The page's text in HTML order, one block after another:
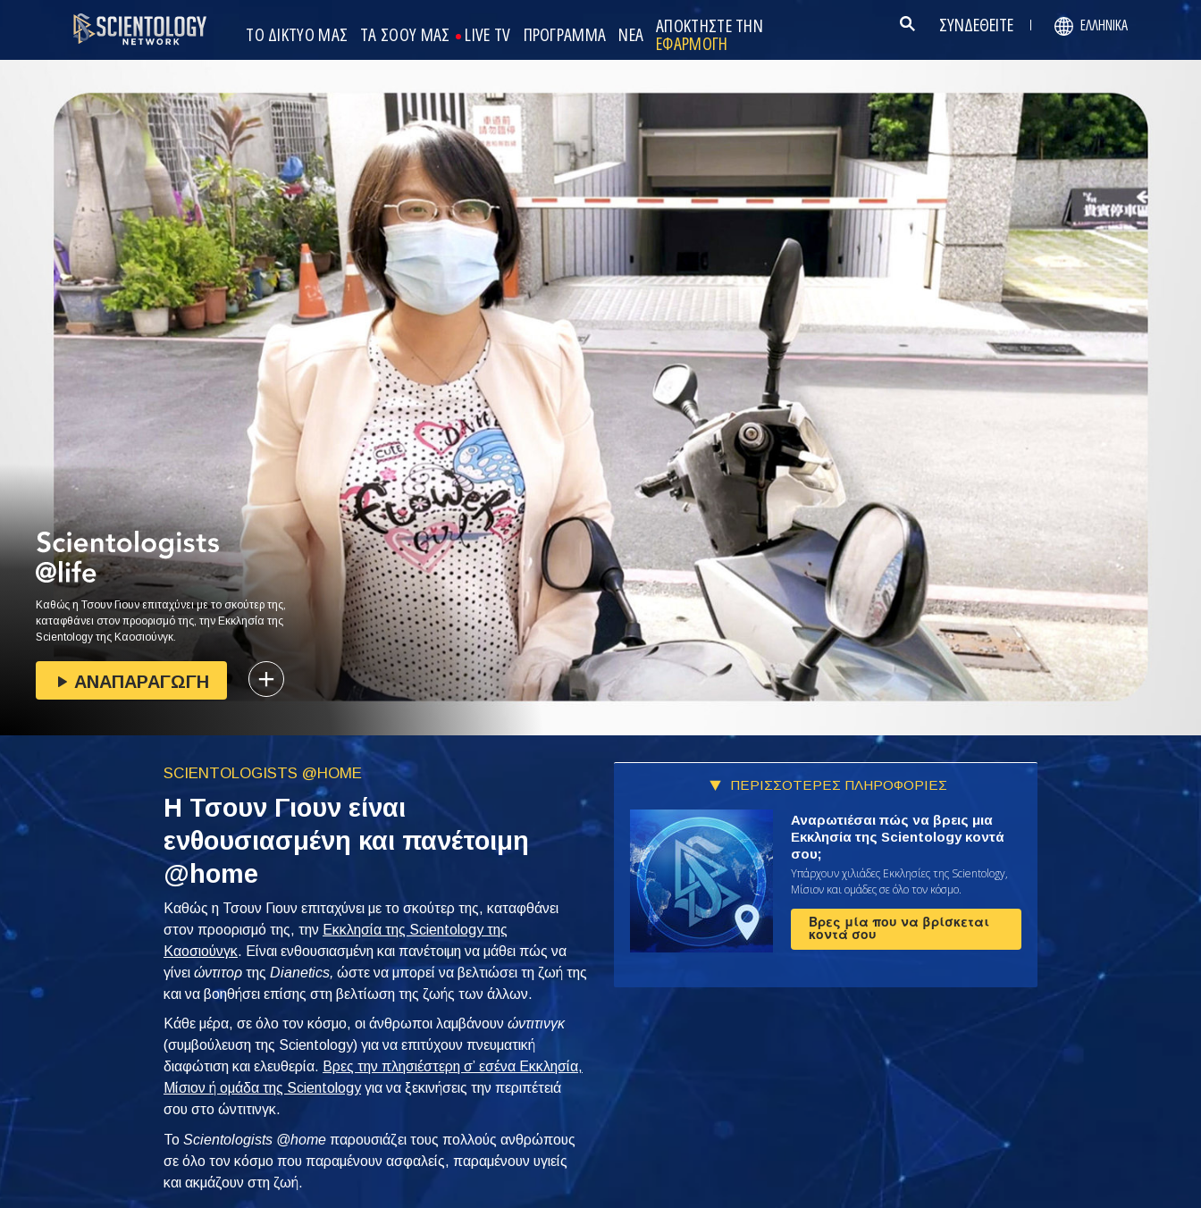
ΤΟ ΔΙΚΤΥΟ ΜΑΣ ΤΑ ΣΟΟΥ ΜΑΣ LIVE TV ΠΡΟΓΡΑΜΜΑ ΝΕΑ ΑΠΟΚΤΗΣΤΕ ΤΗΝ
ΕΦΑΡΜΟΓΗ
ΣΥΝΔΕΘΕΙΤΕ ΕΛΛΗΝΙΚΆ
Καθώς η Τσουν Γιουν επιταχύνει με το σκούτερ της,
καταφθάνει στον προορισμό της, την Εκκλησία της
Scientology της Καοσιούνγκ.
ΑΝΑΠΑΡΑΓΩΓΗ
SCIENTOLOGISTS @HOME
Η Τσουν Γιουν είναι
ενθουσιασμένη και πανέτοιμη
@home
Καθώς η Τσουν Γιουν επιταχύνει με το σκούτερ της, καταφθάνει
στον προορισμό της, την Εκκλησία της Scientology της
Καοσιούνγκ. Είναι ενθουσιασμένη και πανέτοιμη να μάθει πώς να
γίνειώντιτορ τηςDianetics, ώστε να μπορεί να βελτιώσει τη ζωή της
και να βοηθήσει επίσης στη βελτίωση της ζωής των άλλων.
Κάθε μέρα, σε όλο τον κόσμο, οι άνθρωποι λαμβάνουνώντιτινγκ
(συμβούλευση της Scientology) για να επιτύχουν πνευματική
διαφώτιση και ελευθερία. Βρες την πλησιέστερη σ’ εσένα Εκκλησία,
Μίσιον ή ομάδα της Scientologyγια να ξεκινήσεις την περιπέτειά
σου στο ώντιτινγκ.
ToScientologists @home παρουσιάζει τους πολλούς ανθρώπους
σε όλο τον κόσμο που παραμένουν ασφαλείς, παραμένουν υγιείς
και ακμάζουν στη ζωή.
ΠΕΡΙΣΣΟΤΕΡΕΣ ΠΛΗΡΟΦΟΡΙΕΣ
Αναρωτιέσαι πώς να βρεις μια
Εκκλησία της Scientology κοντά
σου;
Υπάρχουν χιλιάδες Εκκλησίες της Scientology,
Μίσιον και ομάδες σε όλο τον κόσμο.
Βρες μία που να βρίσκεται
κοντά σου